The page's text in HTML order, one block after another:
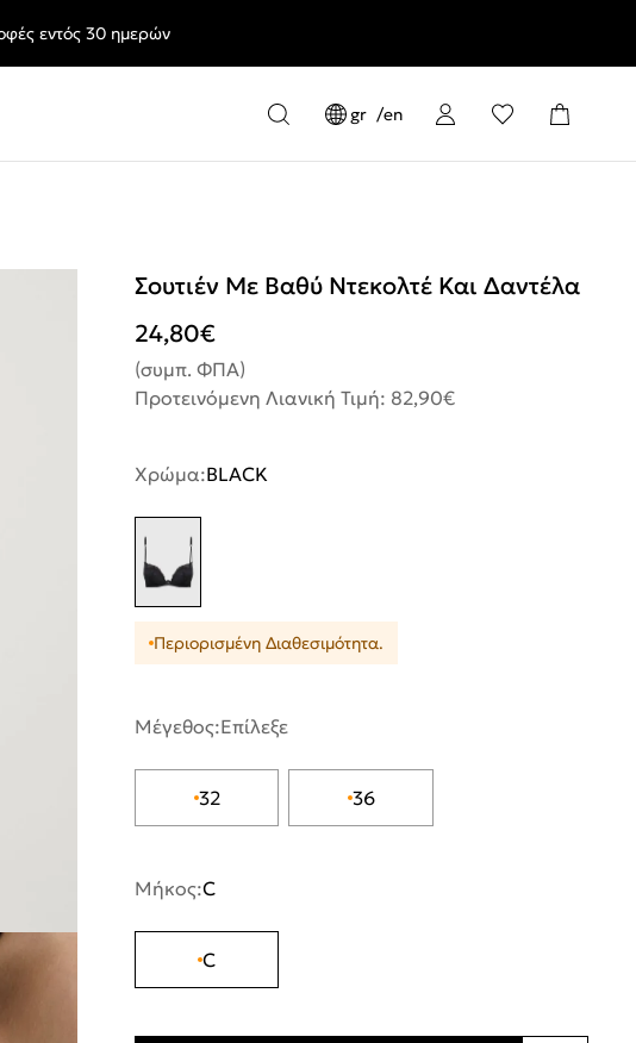
θες.
εντός 30 ημερών
gr en
Σουτιέν Με Βαθύ Ντεκολτέ Και Δαντέλα
24,80€
(συμπ. ΦΠΑ)
Προτεινόμενη Λιανική Τιμή: 82,90€
Χρώμα:BLACK
Περιορισμένη Διαθεσιμότητα.
Μέγεθος:Επίλεξε
32 36
Μήκος:C
C